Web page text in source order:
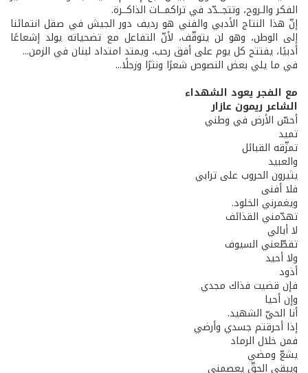
الفكر والـروح، وتتجــدّد في تراكمــات الذاكــرة.
إنّ هذا النتاج الأدبي والفني هو رديف دور الجيش في صقل انتمائنا
إلى الوطن، وهو لن يتوقّف، لأنّ التفاعل مع تضحياته يولد إشعاعًا
أدبيًا، يفتتح كل يوم على أفق رحب، ويمتد امتداد لبنان في الزمن...
في ما يلي بعض النصوص شعرًا ونثرًا وزجلًا...
مع الفجر يعود الشهداء
الشاعر ريمون عازار
أحسّ الأرض في وطني
تميد
تمزّقه القبائل
والعبيد
يثيرون الحروب على ترابي
فلا أفنى
ويغمرني الخلود.
تهدّمني القذائف
لا أبالي
تقطّعني السيوف
ولا أحيد
أذود
فإن قضيت فذاك مجدي
وإن أحيا
أنا الحيّ الشهيد.
إذا أحرقتم جسدي وأرضي
فمن خلال الرماد
يشعّ ومضي
ويبقى الحقّ يعصمني